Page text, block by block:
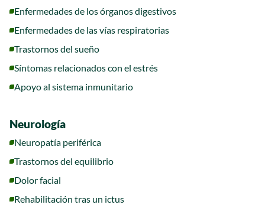
Enfermedades de los órganos digestivos
Enfermedades de las vías respiratorias
Trastornos del sueño
Síntomas relacionados con el estrés
Apoyo al sistema inmunitario
Neurología
Neuropatía periférica
Trastornos del equilibrio
Dolor facial
Rehabilitación tras un ictus